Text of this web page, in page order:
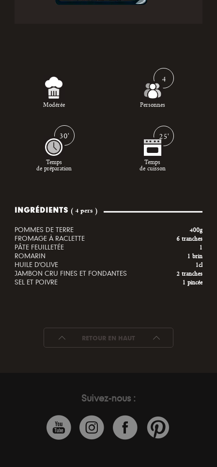
Modérée
4
Personnes
30'
Temps
de préparation
25'
Temps
de cuisson
INGRÉDIENTS ( 4 pers )
POMMES DE TERRE 400g
FROMAGE À RACLETTE 6 tranches
PÂTE FEUILLETÉE 1
ROMARIN 1 brin
HUILE D'OLIVE 1cl
JAMBON CRU FINES ET FONDANTES 2 tranches
SEL ET POIVRE 1 pincée
RETOUR EN HAUT
Suivez-nous :